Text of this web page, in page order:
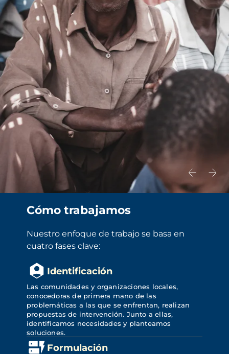
Cómo trabajamos
Nuestro enfoque de trabajo se basa en
cuatro fases clave:
Identificación
Las comunidades y organizaciones locales,
conocedoras de primera mano de las
problemáticas a las que se enfrentan, realizan
propuestas de intervención. Junto a ellas,
identificamos necesidades y planteamos
soluciones.
Formulación